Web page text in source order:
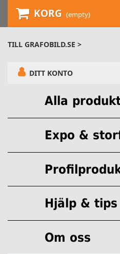
KORG (empty)
TILL GRAFOBILD.SE >
DITT KONTO
Alla
Expo &
Hjälp & tips
Om oss